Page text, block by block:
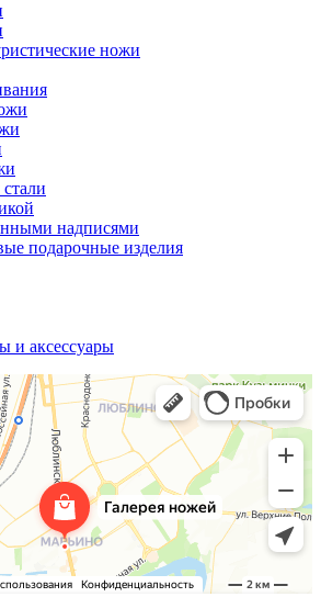
ножи
надписями
подарочные изделия
и аксессуары